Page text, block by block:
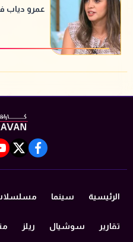
عمرو دياب
الرئيسية سينما مسلسلات
تقارير سوشيال ريلز